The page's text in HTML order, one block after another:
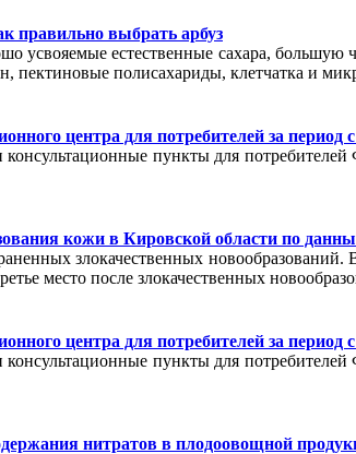
правильно выбрать арбуз
усвояемые естественные сахара,
пектиновые полисахариды, клетчатка и
центра для потребителей за период с
пункты для
кожи в Кировской области по
злокачественных
место после злокачественных
центра для потребителей за период с
пункты для
нитратов в плодоовощной